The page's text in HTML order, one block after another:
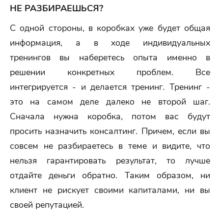
НЕ РАЗБИРАЕШЬСЯ?
С одной стороны, в коробках уже будет общая
информация, а в ходе индивидуальных
тренингов вы наберетесь опыта именно в
решении конкретных проблем. Все
интегрируется - и делается тренинг. Тренинг -
это на самом деле далеко не второй шаг.
Сначала нужна коробка, потом вас будут
просить назначить консалтинг. Причем, если вы
совсем не разбираетесь в теме и видите, что
нельзя гарантировать результат, то лучше
отдайте деньги обратно. Таким образом, ни
клиент не рискует своими капиталами, ни вы
своей репутацией.